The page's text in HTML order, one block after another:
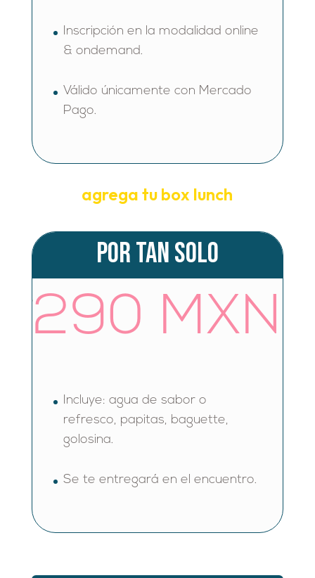
Inscripción en la modalidad online
& ondemand.
Válido únicamente con Mercado
Pago.
agrega tu box lunch
Por tan solo
$290 MXN
Incluye: agua de sabor o
refresco, papitas, baguette,
golosina.
Se te entregará en el encuentro.